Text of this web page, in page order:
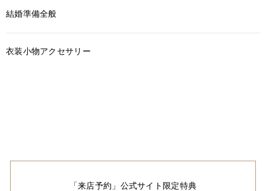
結婚準備全般
衣装小物アクセサリー
「来店予約」公式サイト限定特典